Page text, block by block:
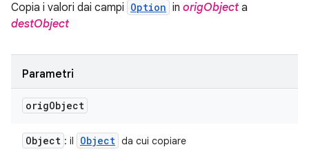
Copia i valori dai campi Option in origObjecta
destObject
Parametri
origObject
Object : il Object da cui copiare